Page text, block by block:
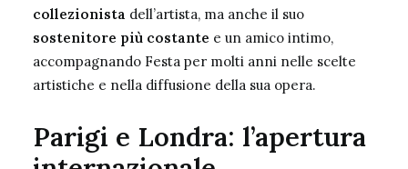
collezionista dell’artista, ma anche il suo
sostenitore più costante e un amico intimo,
accompagnando Festa per molti anni nelle scelte
artistiche e nella diffusione della sua opera.
Parigi e Londra: l’apertura